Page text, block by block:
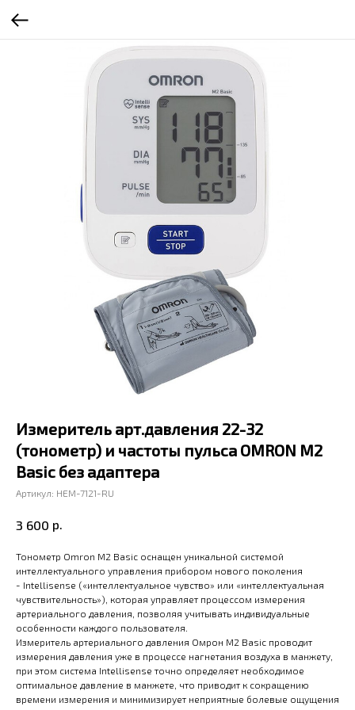
Измеритель арт.давления 22-32
(тонометр) и частоты пульса OMRON M2
Basic без адаптера
Артикул: HEM-7121-RU
3 600 р.
Тонометр Omron M2 Basic оснащен уникальной системой
интеллектуального управления прибором нового поколения
- Intellisense («интеллектуальное чувство» или «интеллектуальная
чувствительность»), которая управляет процессом измерения
артериального давления, позволяя учитывать индивидуальные
особенности каждого пользователя.
Измеритель артериального давления Омрон М2 Basic проводит
измерения давления уже в процессе нагнетания воздуха в манжету,
при этом система Intellisense точно определяет необходимое
оптимальное давление в манжете, что приводит к сокращению
времени измерения и минимизирует неприятные болевые ощущения